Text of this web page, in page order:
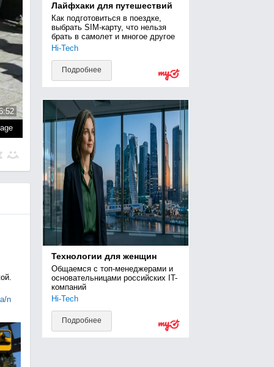
n
Лайфхаки для путешествий
Как подготовиться в поездке,
выбрать SIM-карту, что нельзя
брать в самолет и многое другое
Hi-Tech
Подробнее
Технологии для женщин
Общаемся с топ-менеджерами и
основательницами российских IT-
компаний
Hi-Tech
Подробнее